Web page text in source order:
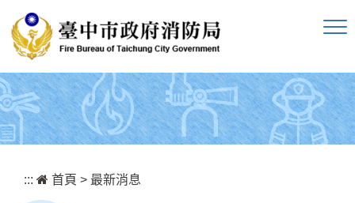
::: 首頁 > 最新消息